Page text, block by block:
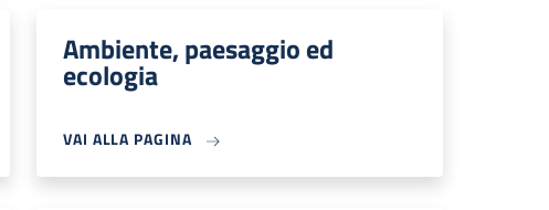
Ambiente, paesaggio ed
ecologia
VAI ALLA PAGINA